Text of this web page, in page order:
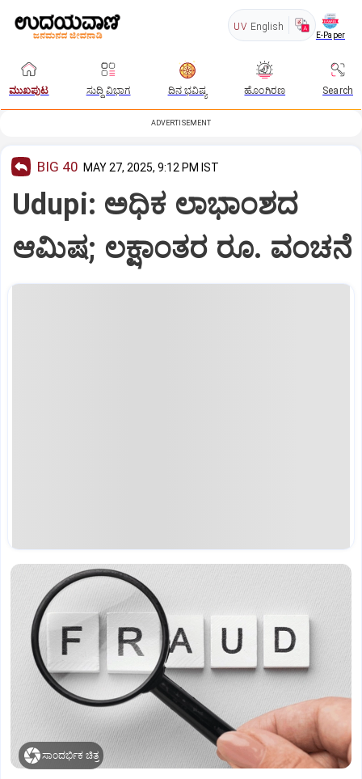
UV English
E-Paper
ಮುಖಪುಟ ಸುದ್ದಿ ವಿಭಾಗ ದಿನ ಭವಿಷ್ಯ ಹೊಂಗಿರಣ Search
ADVERTISEMENT
BIG 40 MAY 27, 2025, 9:12 PM IST
Udupi: ಅಧಿಕ ಲಾಭಾಂಶದ
ಆಮಿಷ; ಲಕ್ಷಾಂತರ ರೂ. ವಂಚನೆ
ಸಾಂದರ್ಭಿಕ ಚಿತ್ರ